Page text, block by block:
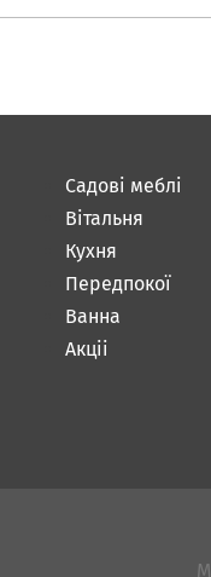
Садові меблі
Вітальня
Кухня
Передпокої
Ванна
Акціі